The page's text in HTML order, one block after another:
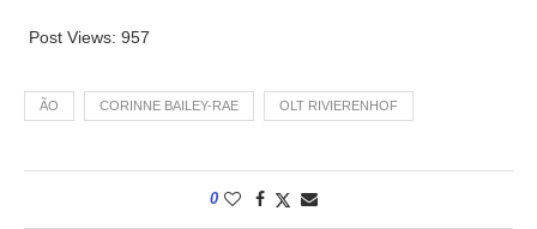
Post Views: 957
ÃO CORINNE BAILEY-RAE OLT RIVIERENHOF
0